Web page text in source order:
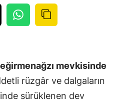
mevkisinde
rüzgâr ve dalgaların
sürüklenen dev